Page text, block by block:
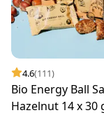
4.6(111)
Bio Energy Ball
Hazelnut 14 x 30